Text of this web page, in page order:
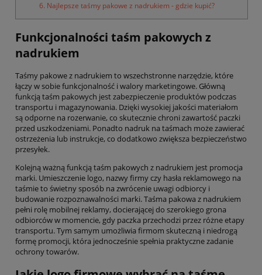
6. Najlepsze taśmy pakowe z nadrukiem - gdzie kupić?
Funkcjonalności taśm pakowych z
nadrukiem
Taśmy pakowe z nadrukiem to wszechstronne narzędzie, które
łączy w sobie funkcjonalność i walory marketingowe. Główną
funkcją taśm pakowych jest zabezpieczenie produktów podczas
transportu i magazynowania. Dzięki wysokiej jakości materiałom
są odporne na rozerwanie, co skutecznie chroni zawartość paczki
przed uszkodzeniami. Ponadto nadruk na taśmach może zawierać
ostrzeżenia lub instrukcje, co dodatkowo zwiększa bezpieczeństwo
przesyłek.
Kolejną ważną funkcją taśm pakowych z nadrukiem jest promocja
marki. Umieszczenie logo, nazwy firmy czy hasła reklamowego na
taśmie to świetny sposób na zwrócenie uwagi odbiorcy i
budowanie rozpoznawalności marki. Taśma pakowa z nadrukiem
pełni rolę mobilnej reklamy, docierającej do szerokiego grona
odbiorców w momencie, gdy paczka przechodzi przez różne etapy
transportu. Tym samym umożliwia firmom skuteczną i niedrogą
formę promocji, która jednocześnie spełnia praktyczne zadanie
ochrony towarów.